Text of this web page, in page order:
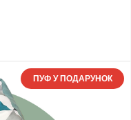
ПУФ У ПОДАРУНОК